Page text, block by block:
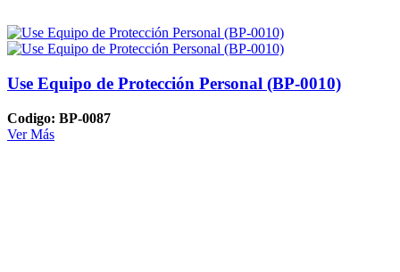
Use Equipo de Protección Personal (BP-0010)
Codigo: BP-0087
Ver Más